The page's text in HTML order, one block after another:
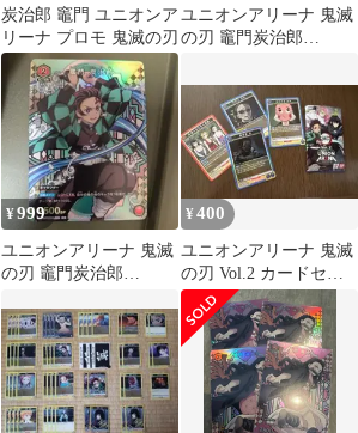
炭治郎 竈門 ユニオンア
リーナ プロモ 鬼滅の刃
ユニオンアリーナ 鬼滅
の刃 竈門炭治郎
モ
¥999
ユニオンアリーナ 鬼滅
の刃 竈門炭治郎
モ
¥400
ユニオンアリーナ 鬼滅
の刃 Vol.2 カードセッ
ト